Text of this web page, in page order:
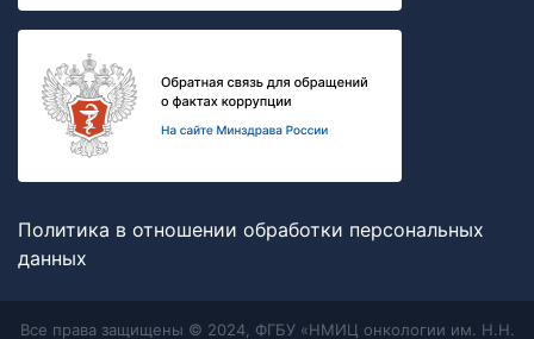
Политика в отношении обработки персональных
данных
Все права защищены © 2024, ФГБУ «НМИЦ онкологии им. Н.Н.